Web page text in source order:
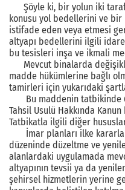
Şöyle ki, bir yolun iki
konusu yol bedellerini ve bir
istifade eden veya etmesi
altyapı bedellerini ilgili
bu tesisleri inşa ve ikmali
Mevcut binalarda
madde hükümlerine bağlı
tamirleri için yukarıdaki
Bu maddenin tatbikinde
Tahsil Usulü Hakkında
Tatbikatla ilgili diğer
İmar planları ilke
düzeninde düzeltme ve
alanlardaki uygulamada
altyapının tevsii ya da
şehirsel hizmetlerin yerine